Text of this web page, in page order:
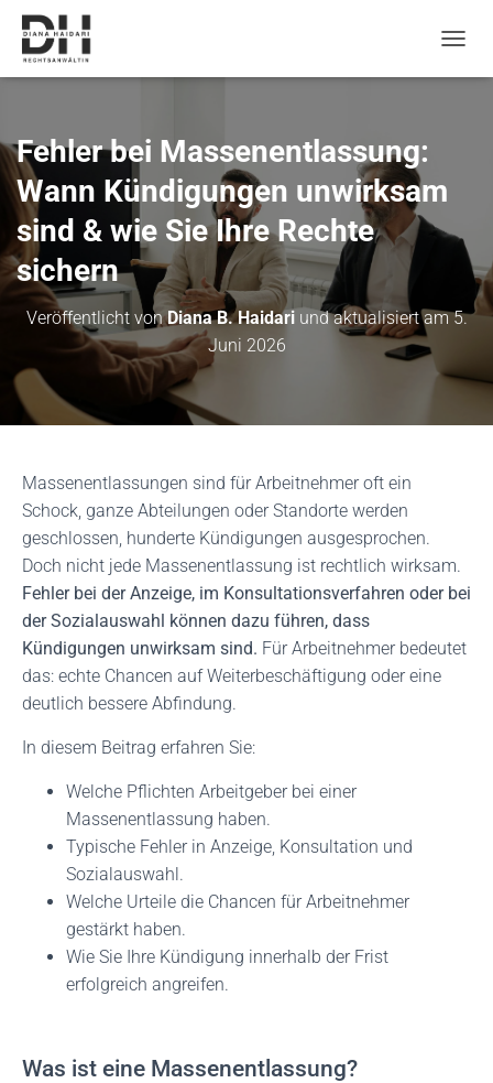
a
n
c
Fehler bei Massenentlassung:
Wann Kündigungen unwirksam
sind & wie Sie Ihre Rechte
sichern
Veröffentlicht vonDiana B. Haidariund aktualisiert am5.
Juni 2026
Massenentlassungen sind für Arbeitnehmer oft ein
Schock, ganze Abteilungen oder Standorte werden
geschlossen, hunderte Kündigungen ausgesprochen.
Doch nicht jede Massenentlassung ist rechtlich wirksam.
Fehler bei der Anzeige, im Konsultationsverfahren oder bei
der Sozialauswahl können dazu führen, dass
Kündigungen unwirksam sind. Für Arbeitnehmer bedeutet
das: echte Chancen auf Weiterbeschäftigung oder eine
deutlich bessere Abfindung.
In diesem Beitrag erfahren Sie:
Welche Pflichten Arbeitgeber bei einer
Massenentlassung haben.
Typische Fehler in Anzeige, Konsultation und
Sozialauswahl.
Welche Urteile die Chancen für Arbeitnehmer
gestärkt haben.
Wie Sie Ihre Kündigung innerhalb der Frist
erfolgreich angreifen.
Was ist eine Massenentlassung?